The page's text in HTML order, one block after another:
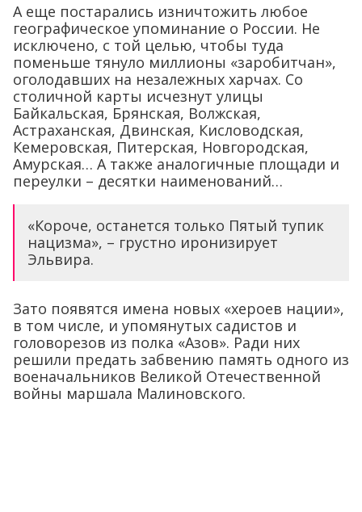
А еще постарались изничтожить любое
географическое упоминание о России. Не
исключено, с той целью, чтобы туда
поменьше тянуло миллионы «заробитчан»,
оголодавших на незалежных харчах. Со
столичной карты исчезнут улицы
Байкальская, Брянская, Волжская,
Астраханская, Двинская, Кисловодская,
Кемеровская, Питерская, Новгородская,
Амурская… А также аналогичные площади и
переулки – десятки наименований…
«Короче, останется только Пятый тупик
нацизма», – грустно иронизирует
Эльвира.
Зато появятся имена новых «хероев нации»,
в том числе, и упомянутых садистов и
головорезов из полка «Азов». Ради них
решили предать забвению память одного из
военачальников Великой Отечественной
войны маршала Малиновского.